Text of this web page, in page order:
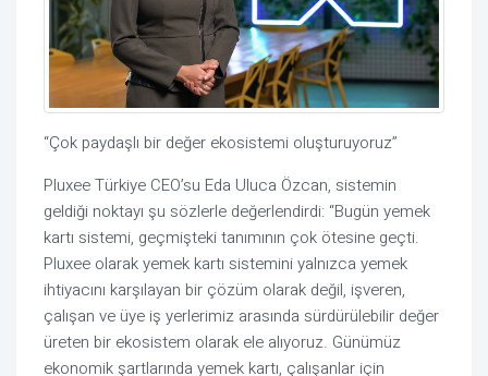
“Çok paydaşlı bir değer ekosistemi oluşturuyoruz”
Pluxee Türkiye CEO’su Eda Uluca Özcan, sistemin
geldiği noktayı şu sözlerle değerlendirdi: “Bugün yemek
kartı sistemi, geçmişteki tanımının çok ötesine geçti.
Pluxee olarak yemek kartı sisteminiyalnızca yemek
ihtiyacını karşılayan bir çözüm olarak değil, işveren,
çalışan ve üye iş yerlerimiz arasında sürdürülebilir değer
üreten bir ekosistem olarak ele alıyoruz. Günümüz
ekonomik şartlarında yemek kartı, çalışanlar için